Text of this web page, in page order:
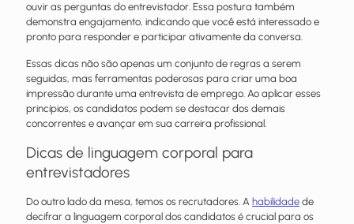
ouvir as perguntas do entrevistador. Essa postura também
demonstra engajamento, indicando que você está interessado e
pronto para responder e participar ativamente da conversa.
Essas dicas não são apenas um conjunto de regras a serem
seguidas, mas ferramentas poderosas para criar uma boa
impressão durante uma entrevista de emprego. Ao aplicar esses
princípios, os candidatos podem se destacar dos demais
concorrentes e avançar em sua carreira profissional.
Dicas de linguagem corporal para
entrevistadores
Do outro lado da mesa, temos os recrutadores. A habilidade de
decifrar a linguagem corporal dos candidatos é crucial para os